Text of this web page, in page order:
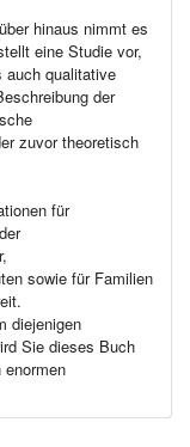
hinaus nimmt es
eine Studie vor,
auch qualitative
der
zuvor theoretisch
für
sowie für Familien
diejenigen
Sie dieses Buch
enormen